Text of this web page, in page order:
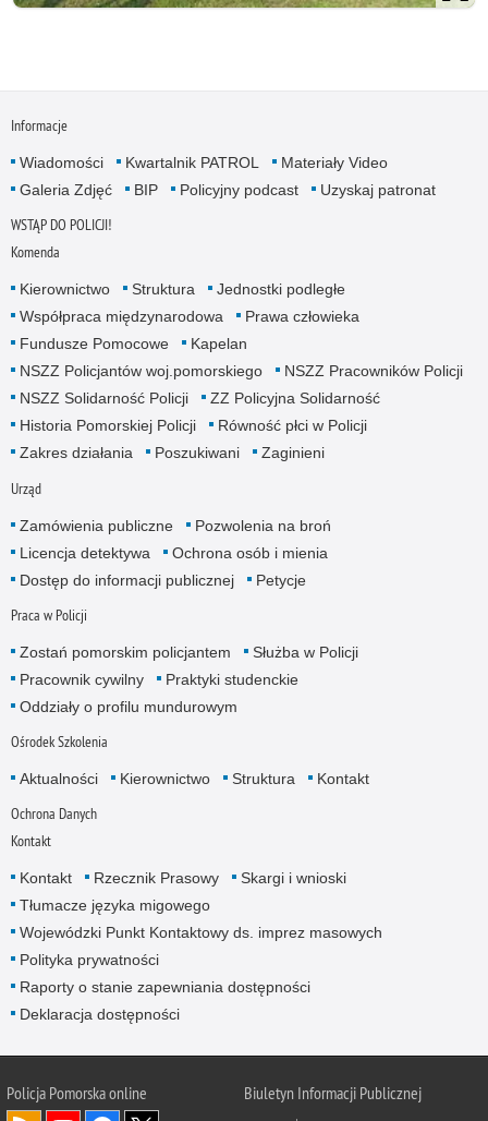
Informacje
Wiadomości Kwartalnik PATROL
Materiały Video
Galeria Zdjęć
BIP Policyjny podcast Uzyskaj patronat
WSTĄP DO POLICJI!
Komenda
Kierownictwo Struktura
Jednostki podległe
Współpraca międzynarodowa
Prawa człowieka
Fundusze Pomocowe
Kapelan
NSZZ Policjantów woj.pomorskiego
NSZZ Pracowników Policji
NSZZ Solidarność Policji
ZZ Policyjna Solidarność
Historia Pomorskiej Policji
Równość płci w Policji
Zakres działania
Poszukiwani Zaginieni
Urząd
Zamówienia publiczne
Pozwolenia na broń
Licencja detektywa
Ochrona osób i mienia
Dostęp do informacji publicznej
Petycje
Praca w Policji
Zostań pomorskim policjantem
Służba w Policji
Pracownik cywilny
Praktyki studenckie
Oddziały o profilu mundurowym
Ośrodek Szkolenia
Aktualności Kierownictwo Struktura Kontakt
Ochrona Danych
Kontakt
Kontakt Rzecznik Prasowy
Skargi i wnioski
Tłumacze języka migowego
Wojewódzki Punkt Kontaktowy ds. imprez masowych
Polityka prywatności
Raporty o stanie zapewniania dostępności
Deklaracja dostępności
Policja Pomorska online
Biuletyn Informacji Publicznej